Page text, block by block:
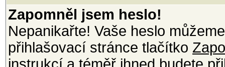
Zapomněl jsem heslo!
Nepanikařte! Vaše heslo
přihlašovací stránce tlačítko